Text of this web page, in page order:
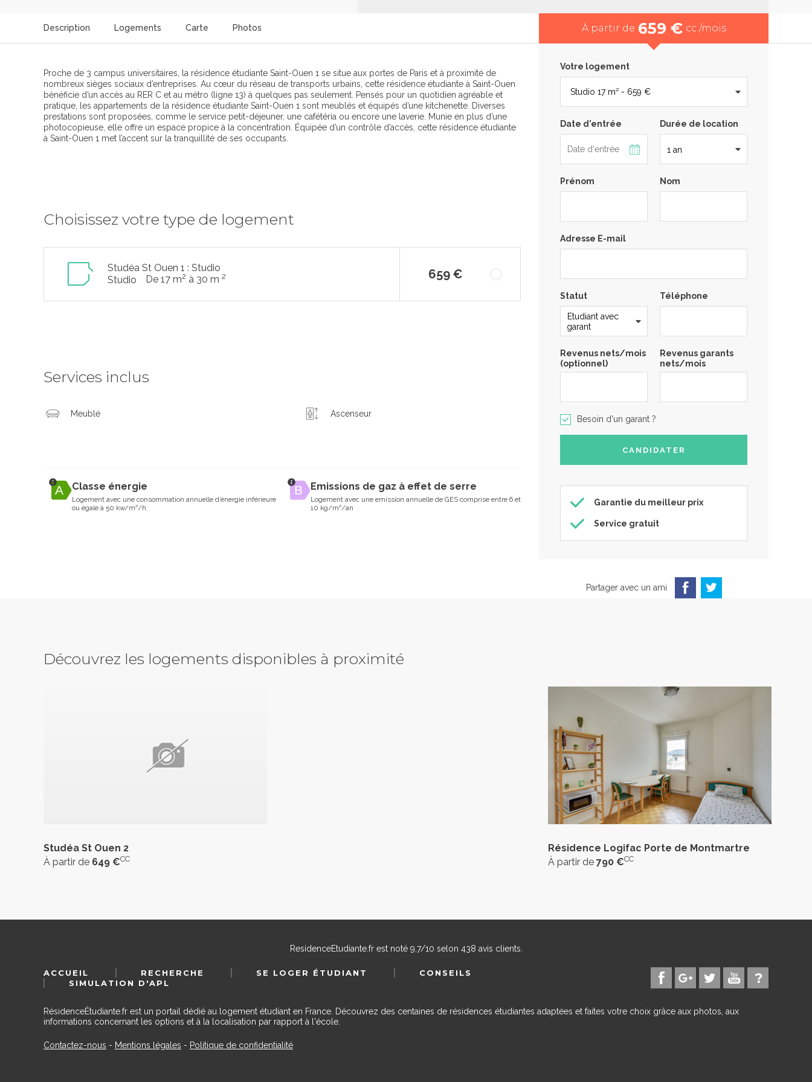
Description Logements Carte Photos
Proche de 3 campus universitaires, la résidence étudiante Saint-Ouen 1 se situe aux portes de Paris et à proximité de
nombreux sièges sociaux d’entreprises. Au cœur du réseau de transports urbains, cette résidence étudiante à Saint-Ouen
bénéficie d’un accès au RER C et au métro (ligne 13) à quelques pas seulement. Pensés pour un quotidien agréable et
pratique, les appartements de la résidence étudiante Saint-Ouen 1 sont meublés et équipés d’une kitchenette. Diverses
prestations sont proposées, comme le service petit-déjeuner, une cafétéria ou encore une laverie. Munie en plus d’une
photocopieuse, elle offre un espace propice à la concentration. Équipée d’un contrôle d’accès, cette résidence étudiante
à Saint-Ouen 1 met l’accent sur la tranquillité de ses occupants.
Choisissez votre type de logement
Studéa St Ouen 1 : Studio
Studio
De 17 m2 à 30 m 2 659 €
Services inclus
Meublé Ascenseur
Classe énergie
Logement avec une consommation annuelle d’énergie inférieure
ou égale à 50 kw/m²/h
Emissions de gaz à effet de serre
Logement avec une emission annuelle de GES comprise entre 6 et
10 kg/m²/an
À partir de 659 € cc /mois
Votre logement
Date d'entrée Durée de location
Prénom Nom
Adresse E-mail
Statut Téléphone
Revenus nets/mois
(optionnel)
Revenus garants
nets/mois
Besoin d'un garant ?
Garantie du meilleur prix
Service gratuit
Partager avec un ami
Découvrez les logements disponibles à proximité
Studéa St Ouen 2
À partir de 649 €CC
Résidence Logifac Porte de Montmartre
À partir de 790 €CC
ResidenceEtudiante.frest noté 9,7/10 selon 438 avis clients.
ACCUEIL RECHERCHE SE LOGER ÉTUDIANT
CONSEILS
SIMULATION D'APL
RésidenceÉtudiante.fr est un portail dédié au logement étudiant en France. Découvrez des centaines de résidences étudiantes adaptées et faites votre choix grâce aux photos, aux
informations concernant les options et à la localisation par rapport à l'école.
Contactez-nous - Mentions légales - Politique de confidentialité